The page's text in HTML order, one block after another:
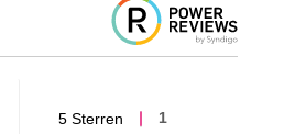
5 Sterren 1